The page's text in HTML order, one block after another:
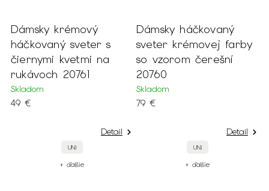
Dámsky krémový
háčkovaný sveter s
čiernymi kvetmi na
rukávoch 20761
Skladom
49 €
Detail
UNI
+ ďalšie
Dámsky háčkovaný
sveter krémovej farby
so vzorom čerešní
20760
Skladom
79 €
Detail
UNI
+ ďalšie